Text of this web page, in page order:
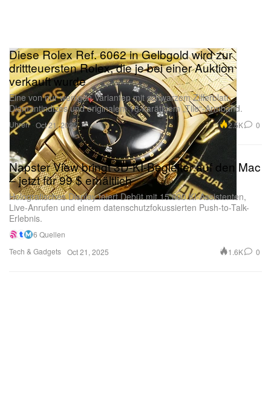
Uhren
Diese Rolex Ref. 6062 in Gelbgold wird zur
drittteuersten Rolex, die je bei einer Auktion
verkauft wurde
Eine von nur wenigen Varianten mit schwarzem Zifferblatt,
Diamantindizes und originalem 18-karätigem „Tile“-Armband.
Oct 21, 2025 2.5K 0
Tech & Gadgets
Napster View bringt 3D-KI-Begleiter auf den Mac
– jetzt für 99 $ erhältlich
Holografisches Display feiert Debüt mit 15.000 KI-Assistenten,
Live-Anrufen und einem datenschutzfokussierten Push-to-Talk-
Erlebnis.
6 Quellen
Oct 21, 2025
1.6K 0